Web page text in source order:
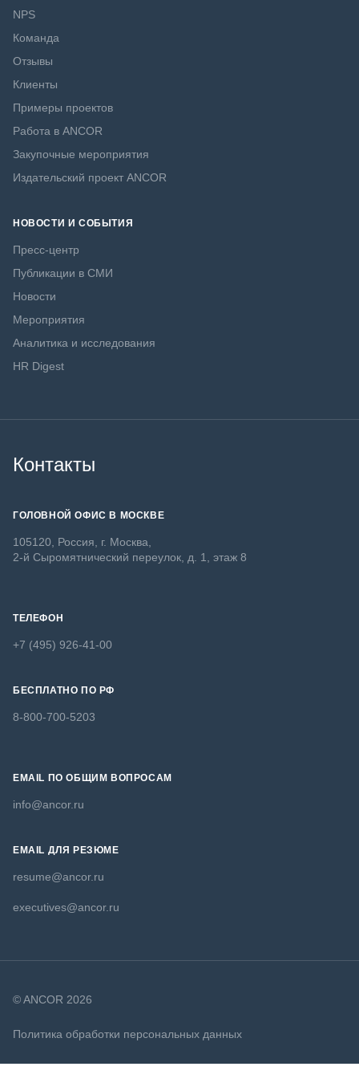
NPS
Команда
Отзывы
Клиенты
Примеры проектов
Работа в ANCOR
Закупочные мероприятия
Издательский проект ANCOR
НОВОСТИ И СОБЫТИЯ
Пресс-центр
Публикации в СМИ
Новости
Мероприятия
Аналитика и исследования
HR Digest
Контакты
ГОЛОВНОЙ ОФИС В МОСКВЕ
105120, Россия, г. Москва,
2-й Сыромятнический переулок, д. 1, этаж 8
ТЕЛЕФОН
+7 (495) 926-41-00
БЕСПЛАТНО ПО РФ
8-800-700-5203
EMAIL ПО ОБЩИМ ВОПРОСАМ
info@ancor.ru
EMAIL ДЛЯ РЕЗЮМЕ
resume@ancor.ru
executives@ancor.ru
© ANCOR 2026
Политика обработки персональных данных